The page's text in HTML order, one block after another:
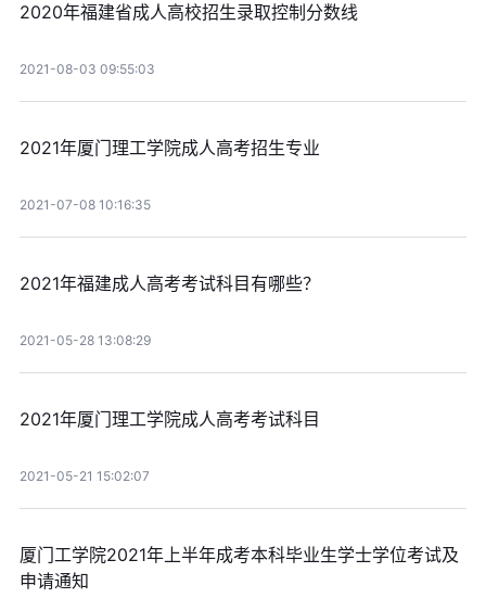
2020年福建省成人高校招生录取控制分数线
2021-08-03 09:55:03
2021年厦门理工学院成人高考招生专业
2021-07-08 10:16:35
2021年福建成人高考考试科目有哪些？
2021-05-28 13:08:29
2021年厦门理工学院成人高考考试科目
2021-05-21 15:02:07
厦门工学院2021年上半年成考本科毕业生学士学位考试及
申请通知